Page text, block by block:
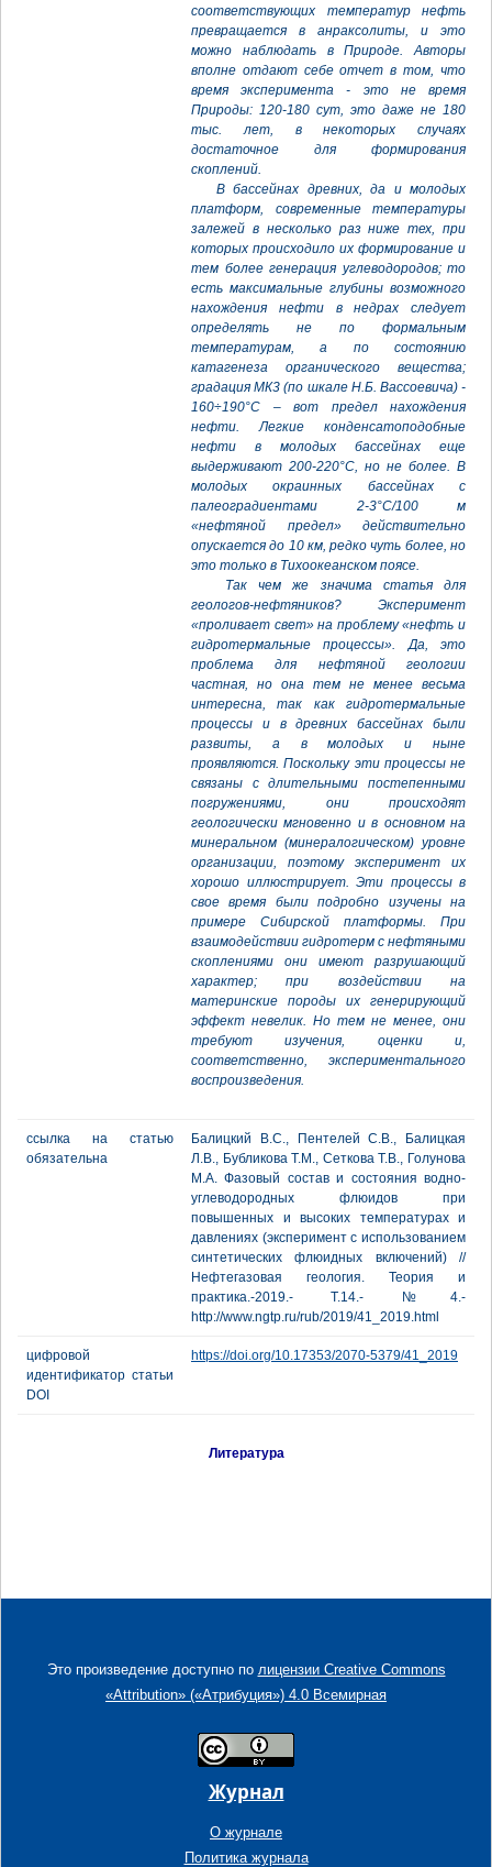
соответствующих температур нефть
превращается в анраксолиты, и это
можно наблюдать в Природе. Авторы
вполне отдают себе отчет в том, что
время эксперимента - это не время
Природы: 120-180 сут, это даже не 180
тыс. лет, в некоторых случаях
достаточное для формирования
скоплений.
В бассейнах древних, да и молодых
платформ, современные температуры
залежей в несколько раз ниже тех, при
которых происходило их формирование и
тем более генерация углеводородов; то
есть максимальные глубины возможного
нахождения нефти в недрах следует
определять не по формальным
температурам, а по состоянию
катагенеза органического вещества;
градация МК3 (по шкале Н.Б. Вассоевича) -
160÷190°С – вот предел нахождения
нефти. Легкие конденсатоподобные
нефти в молодых бассейнах еще
выдерживают 200-220°С, но не более. В
молодых окраинных бассейнах с
палеоградиентами 2-3°С/100 м
«нефтяной предел» действительно
опускается до 10 км, редко чуть более, но
это только в Тихоокеанском поясе.
Так чем же значима статья для
геологов-нефтяников? Эксперимент
«проливает свет» на проблему «нефть и
гидротермальные процессы». Да, это
проблема для нефтяной геологии
частная, но она тем не менее весьма
интересна, так как гидротермальные
процессы и в древних бассейнах были
развиты, а в молодых и ныне
проявляются. Поскольку эти процессы не
связаны с длительными постепенными
погружениями, они происходят
геологически мгновенно и в основном на
минеральном (минералогическом) уровне
организации, поэтому эксперимент их
хорошо иллюстрирует. Эти процессы в
свое время были подробно изучены на
примере Сибирской платформы. При
взаимодействии гидротерм с нефтяными
скоплениями они имеют разрушающий
характер; при воздействии на
материнские породы их генерирующий
эффект невелик. Но тем не менее, они
требуют изучения, оценки и,
соответственно, экспериментального
воспроизведения.
ссылка на статью
обязательна
Балицкий В.С., Пентелей С.В., Балицкая
Л.В., Бубликова Т.М., Сеткова Т.В., Голунова
М.А. Фазовый состав и состояния водно-
углеводородных флюидов при
повышенных и высоких температурах и
давлениях (эксперимент с использованием
синтетических флюидных включений) //
Нефтегазовая геология. Теория и
практика.-2019.- Т.14.- №4.-
http://www.ngtp.ru/rub/2019/41_2019.html
цифровой
идентификатор статьи
DOI
https://doi.org/10.17353/2070-5379/41_2019
Литература
Это произведение доступно по лицензии Creative Commons
«Attribution» («Атрибуция») 4.0 Всемирная
Журнал
О журнале
Политика журнала